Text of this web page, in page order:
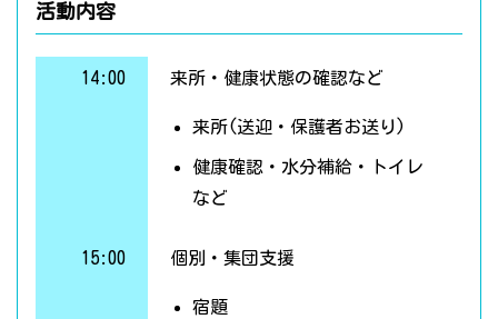
活動内容
14:00 来所・健康状態の確認など
来所(送迎・保護者お送り)
健康確認・水分補給・トイレ
など
15:00 個別・集団支援
宿題